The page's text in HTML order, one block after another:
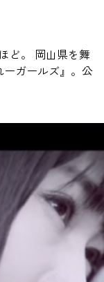
ど。 岡山県を舞
ガールズ』。公